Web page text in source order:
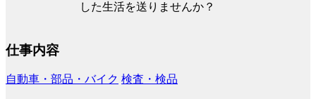
した生活を送りませんか？
仕事内容
自動車・部品・バイク 検査・検品